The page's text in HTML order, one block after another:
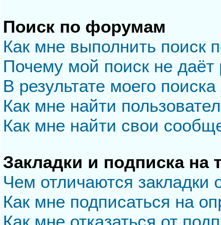
Поиск по форумам
Как мне выполнить
Почему мой поиск не даёт
В результате моего
Как мне найти
Как мне найти свои
Закладки и подписка на
Чем отличаются закладки
Как мне подписаться на